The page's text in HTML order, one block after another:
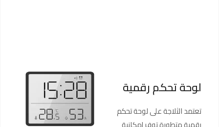
لوحة تحكم رقمية
تعتمد الثلاجة على لوحة تحكم